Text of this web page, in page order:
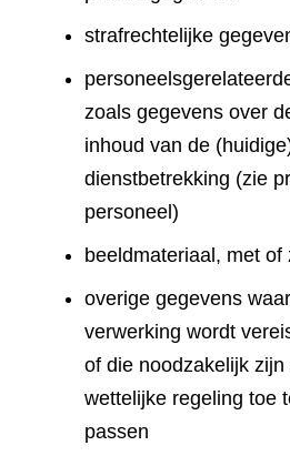
strafrechtelijke
zoals gegevens over
inhoud van de
dienstbetrekking (zie
personeel)
beeldmateriaal, met of
overige gegevens
verwerking wordt
of die noodzakelijk zijn
wettelijke regeling toe
passen